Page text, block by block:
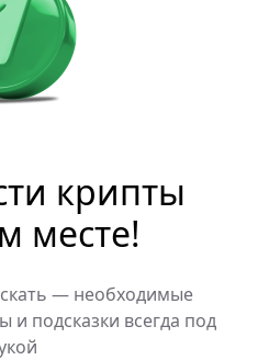
крипты
месте!
— необходимые
подсказки всегда под
пополнений
выявляет
между
обнаружению
точно